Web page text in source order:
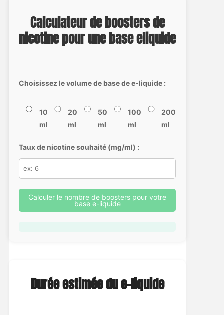
Calculateur de boosters de
nicotine pour une base eliquide
Choisissez le volume de base de e-liquide :
10
ml
20
ml
50
ml
100
ml
200
ml
Taux de nicotine souhaité (mg/ml) :
Calculer le nombre de boosters pour votre
base e-liquide
Durée estimée du e-liquide